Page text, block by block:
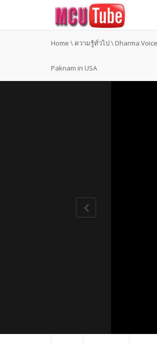
Home \ ความรู้ทั่วไป\ Dharma
Paknam in USA